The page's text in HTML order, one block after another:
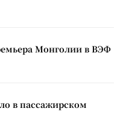
Монголии в ВЭФ
в пассажирском